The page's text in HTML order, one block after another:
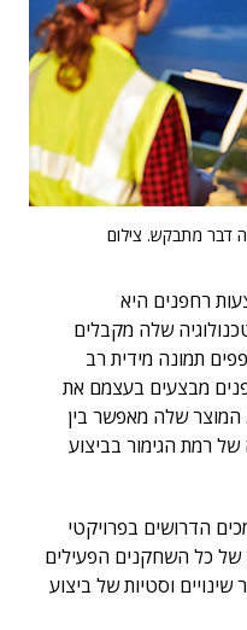
דבר מתבקש. צילום
רחפנים היא
שלה מקבלים
תמונה מידית רב
מבצעים בעצמם את
המוצר שלה מאפשר בין
רמת הגימור בביצוע
הדרושים בפרויקטי
של כל השחקנים הפעילים
וסטיות של ביצוע